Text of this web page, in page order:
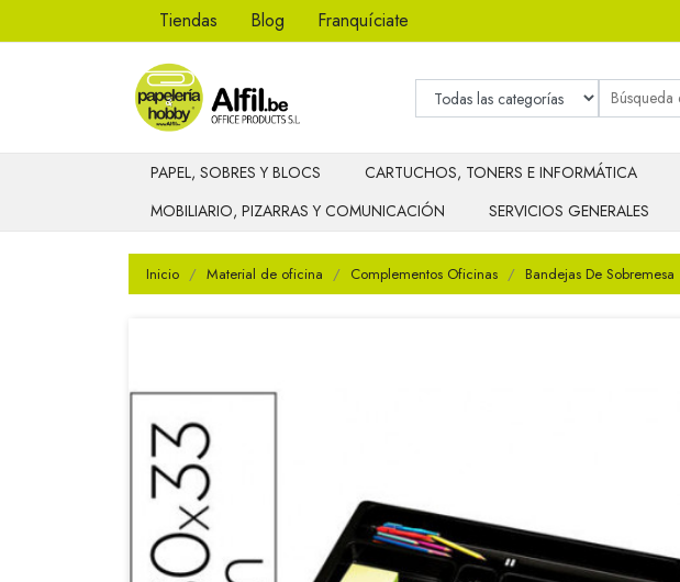
Tiendas Blog Franquíciate
PAPEL, SOBRES Y BLOCS CARTUCHOS, TONERS E INFORMÁTICA
MOBILIARIO, PIZARRAS Y COMUNICACIÓN
SERVICIOS GENERALES
Inicio Material de oficina Complementos Oficinas Bandejas De Sobremesa